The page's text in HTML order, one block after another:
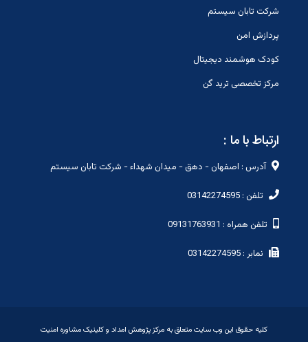
شرکت تابان سیستم
پردازش امن
کودک هوشمند دیجیتال
مرکز تخصصی ترید گن
ارتباط با ما :
آدرس : اصفهان - دهق - میدان شهداء - شرکت تابان سیستم
تلفن : 03142274595
تلفن همراه : 09131763931
نمابر : 03142274595
کلیه حقوق این وب سایت متعلق به مرکز پژوهش امداد و کلینیک مشاوره امنیت